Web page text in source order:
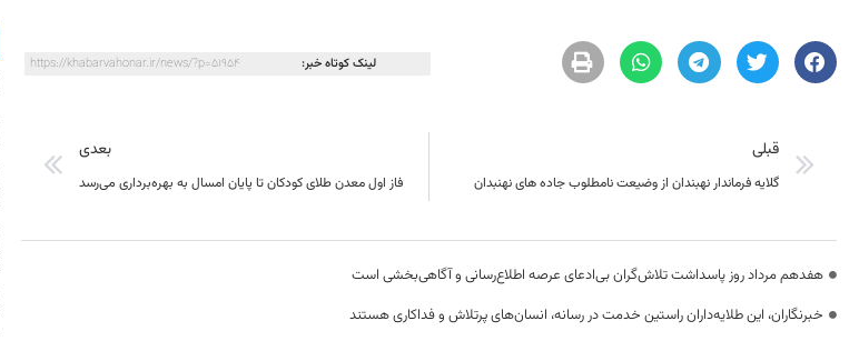
لینک کوتاه خبر: https://khabarvahonar.ir/news/?p=51954
قبلی
گلایه فرماندار نهبندان از وضیعت نامطلوب جاده های نهنبدان
بعدی
فاز اول معدن طلای کودکان تا پایان امسال به بهره‌برداری می‌رسد
هفدهم مرداد روز پاسداشت تلاش‌گران بی‌ادعای عرصه اطلاع‌رسانی و آگاهی‌بخشی است
خبرنگاران، این طلایه‌داران راستین خدمت در رسانه، انسان‌های پرتلاش و فداکاری هستند